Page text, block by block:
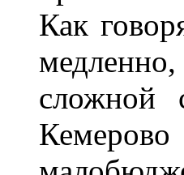
Как
сложной